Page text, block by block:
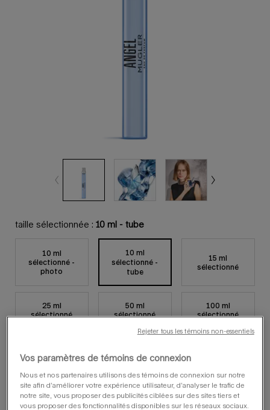
taille sélectionnée : 10 ml - tube
10 ml
sélectionné -
photo
, 1 sur 6
10 ml
sélectionné -
tube
, 2 sur 6
15 ml
sélectionné
, 3 sur 6
25 ml
sélectionné
, 4 sur 6
50 ml
sélectionné
, 5 sur 6
100 ml
sélectionné
, 6 sur 6
vous aimerez peut-être
Vos paramètres de témoins de connexion
Nous et nos partenaires utilisons des témoins de connexion sur notre
site afin d’améliorer votre expérience utilisateur, d’analyser le trafic de
notre site, vous proposer des publicités ciblées sur des sites tiers et
vous proposer des fonctionnalités disponibles sur les réseaux sociaux.
Rejeter tous les témoins non-essentiels